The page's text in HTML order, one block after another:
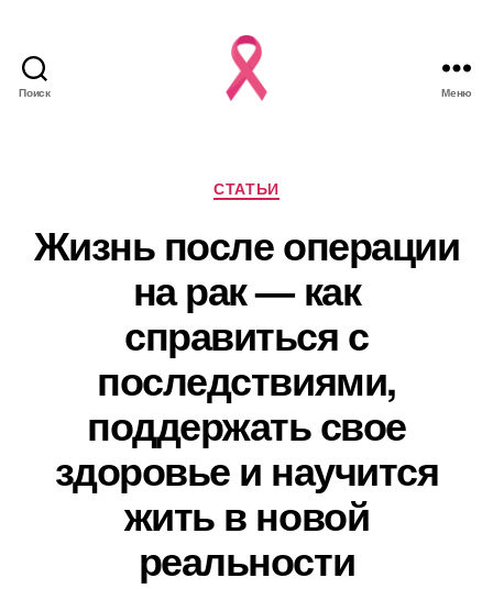
Поиск Меню
Рубрики
СТАТЬИ
Жизнь после операции
на рак — как
справиться с
последствиями,
поддержать свое
здоровье и научится
жить в новой
реальности